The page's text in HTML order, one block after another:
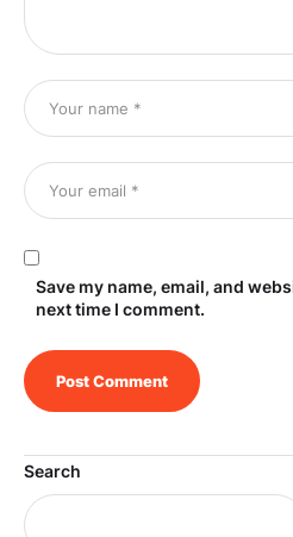
Save my name, email, and
next time I comment.
Search